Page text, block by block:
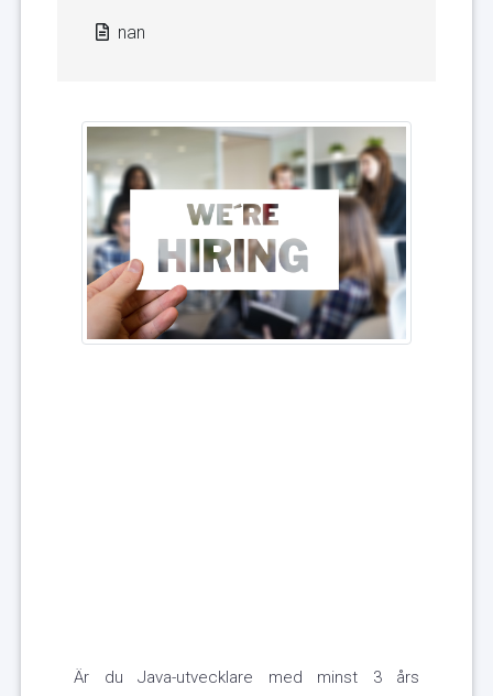
nan
Är du Java-utvecklare med minst 3 års